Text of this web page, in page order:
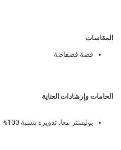
المقاسات
قصة فضفاضة
الخامات وإرشادات العناية
بوليستر معاد تدويره بنسبة 100%